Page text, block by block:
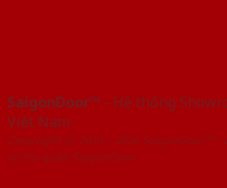
SaigonDoor™ - Hệ thống
Việt Nam
Copyright ⓒ 2016 – 2026 SaigonDoor™
vị chủ quản SaigonDoor